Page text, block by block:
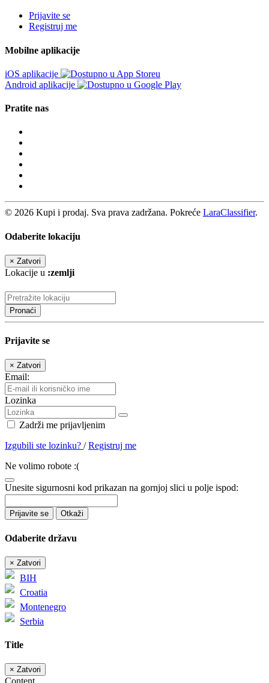
Prijavite se
Registruj me
Mobilne aplikacije
iOS aplikacije
Android aplikacije
Pratite nas
© 2026 Kupi i prodaj. Sva prava zadržana. Pokreće LaraClassifier.
Odaberite lokaciju
× Zatvori
Lokacije u :zemlji
Pronaći
Prijavite se
× Zatvori
Email:
Lozinka
Zadrži me prijavljenim
Izgubili ste lozinku? /Registruj me
Ne volimo robote :(
Unesite sigurnosni kod prikazan na gornjoj slici u polje ispod:
Prijavite se Otkaži
Odaberite državu
× Zatvori
BIH
Croatia
Montenegro
Serbia
Title
× Zatvori